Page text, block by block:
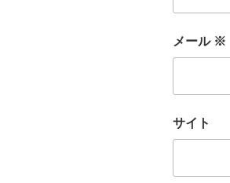
メール ※
サイト